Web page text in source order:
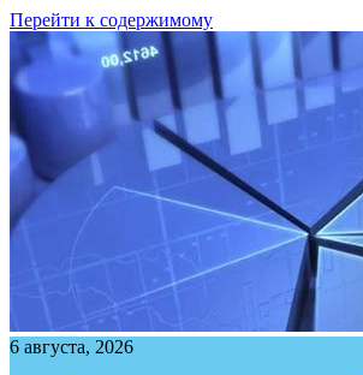
Перейти к содержимому
6 августа, 2026